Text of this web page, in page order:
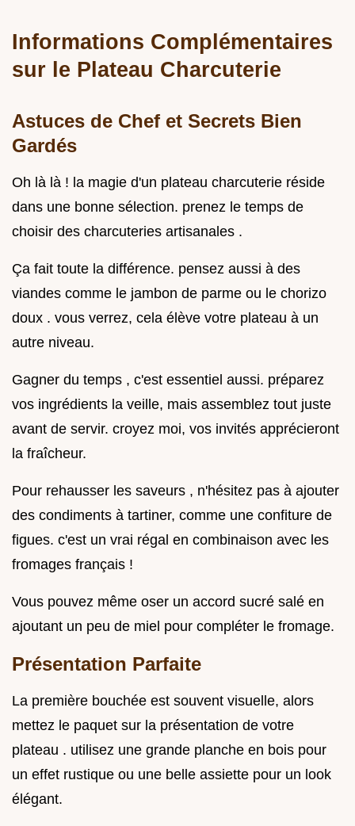
Informations Complémentaires
sur le Plateau Charcuterie
Astuces de Chef et Secrets Bien
Gardés
Oh là là ! la magie d'un plateau charcuterie réside
dans une bonne sélection. prenez le temps de
choisir des charcuteries artisanales .
Ça fait toute la différence. pensez aussi à des
viandes comme le jambon de parme ou le chorizo
doux . vous verrez, cela élève votre plateau à un
autre niveau.
Gagner du temps , c'est essentiel aussi. préparez
vos ingrédients la veille, mais assemblez tout juste
avant de servir. croyez moi, vos invités apprécieront
la fraîcheur.
Pour rehausser les saveurs , n'hésitez pas à ajouter
des condiments à tartiner, comme une confiture de
figues. c'est un vrai régal en combinaison avec les
fromages français !
Vous pouvez même oser un accord sucré salé en
ajoutant un peu de miel pour compléter le fromage.
Présentation Parfaite
La première bouchée est souvent visuelle, alors
mettez le paquet sur la présentation de votre
plateau . utilisez une grande planche en bois pour
un effet rustique ou une belle assiette pour un look
élégant.